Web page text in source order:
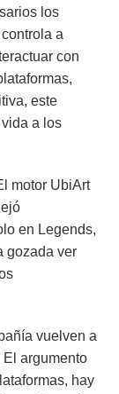
los
a
con
este
a los
motor UbiArt
en Legends,
gozada ver
vuelven a
El argumento
hay